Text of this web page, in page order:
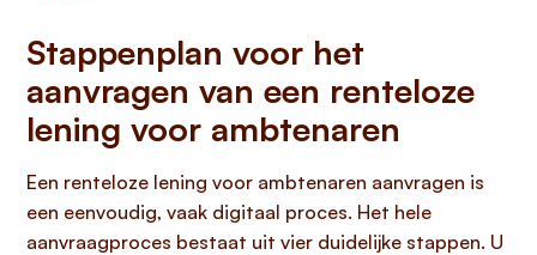
Stappenplan voor het
aanvragen van een renteloze
lening voor ambtenaren
Een renteloze lening voor ambtenaren aanvragen is
een eenvoudig, vaak digitaal proces. Het hele
aanvraagproces bestaat uit vier duidelijke stappen. U